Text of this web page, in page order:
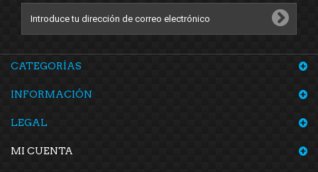
CATEGORÍAS
INFORMACIÓN
LEGAL
MI CUENTA